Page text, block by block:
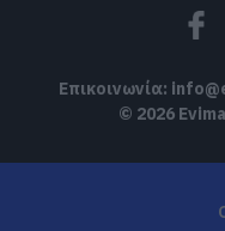
Επικοινωνία:
© 2026